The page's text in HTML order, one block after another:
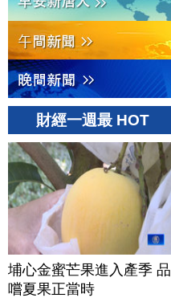
財經一週最 HOT
埔心金蜜芒果進入產季 品
嚐夏果正當時